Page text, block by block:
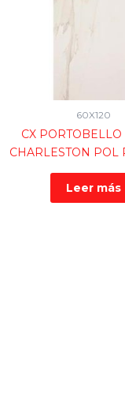
60X120
CX PORTOBELLO
CHARLESTON POL
Leer más